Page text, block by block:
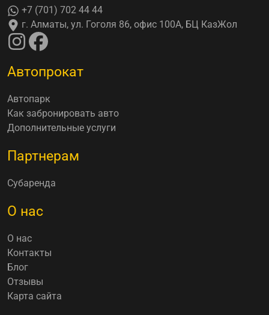
+7 (701) 702 44 44
г. Алматы, ул. Гоголя 86, офис 100А, БЦ КазЖол
Автопрокат
Автопарк
Как забронировать авто
Дополнительные услуги
Партнерам
Субаренда
О нас
О нас
Контакты
Блог
Отзывы
Карта сайта